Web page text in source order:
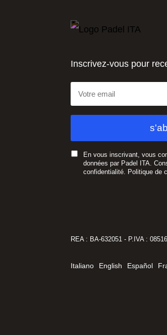
Inscrivez-vous pour
En vous inscrivant, vous
données par Padel ITA.
confidentialité.
Politique de
REA : BA-632051 - P.IVA :
Italiano English Español